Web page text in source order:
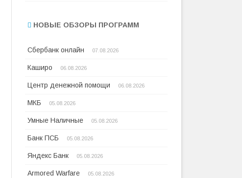
НОВЫЕ ОБЗОРЫ ПРОГРАММ
Сбербанк онлайн 07.08.2026
Каширо 06.08.2026
Центр денежной помощи 06.08.2026
МКБ 05.08.2026
Умные Наличные 05.08.2026
Банк ПСБ 05.08.2026
Яндекс Банк 05.08.2026
Armored Warfare 05.08.2026